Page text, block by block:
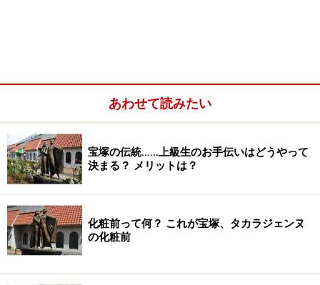
あわせて読みたい
宝塚の伝統……上級生のお手伝いはどうやって
決まる？ メリットは？
化粧前って何？ これが宝塚、タカラジェンヌ
の化粧前